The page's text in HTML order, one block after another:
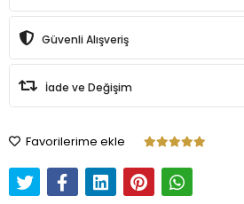
Güvenli Alışveriş
İade ve Değişim
Favorilerime ekle